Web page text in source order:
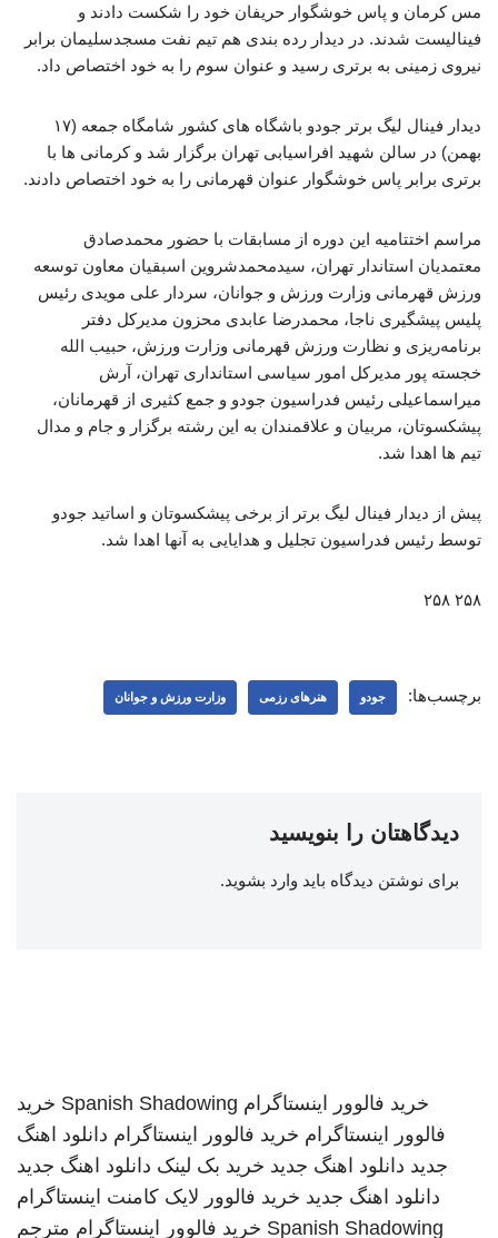
مس کرمان و پاس خوشگوار حریفان خود را شکست دادند و
فینالیست شدند. در دیدار رده بندی هم تیم نفت مسجدسلیمان برابر
نیروی زمینی به برتری رسید و عنوان سوم را به خود اختصاص داد.
دیدار فینال لیگ برتر جودو باشگاه های کشور شامگاه جمعه (۱۷
بهمن) در سالن شهید افراسیابی تهران برگزار شد و کرمانی ها با
برتری برابر پاس خوشگوار عنوان قهرمانی را به خود اختصاص دادند.
مراسم اختتامیه این دوره از مسابقات با حضور محمدصادق
معتمدیان استاندار تهران، سیدمحمدشروین اسبقیان معاون توسعه
ورزش قهرمانی وزارت ورزش و جوانان، سردار علی مویدی رئیس
پلیس پیشگیری ناجا، محمدرضا عابدی محزون مدیرکل دفتر
برنامه‌ریزی و نظارت ورزش قهرمانی وزارت ورزش، حبیب الله
خجسته پور مدیرکل امور سیاسی استانداری تهران، آرش
میراسماعیلی رئیس فدراسیون جودو و جمع کثیری از قهرمانان،
پیشکسوتان، مربیان و علاقمندان به این رشته برگزار و جام و مدال
تیم ها اهدا شد.
پیش از دیدار فینال لیگ برتر از برخی پیشکسوتان و اساتید جودو
توسط رئیس فدراسیون تجلیل و هدایایی به آنها اهدا شد.
۲۵۸ ۲۵۸
برچسب‌ها: جودو هنرهای رزمی وزارت ورزش و جوانان
دیدگاهتان را بنویسید
برای نوشتن دیدگاه باید وارد بشوید.
خرید فالوور اینستاگرام Spanish Shadowing خرید
فالوور اینستاگرام خرید فالوور اینستاگرام دانلود اهنگ
جدید دانلود اهنگ جدید خرید بک لینک دانلود اهنگ جدید
دانلود اهنگ جدید خرید فالوور لایک کامنت اینستاگرام
Spanish Shadowing خرید فالوور اینستاگرام مترجم